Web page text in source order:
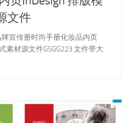
文件
宣传册时尚手册化妆品内页
素材源文件GSGG223 文件带大